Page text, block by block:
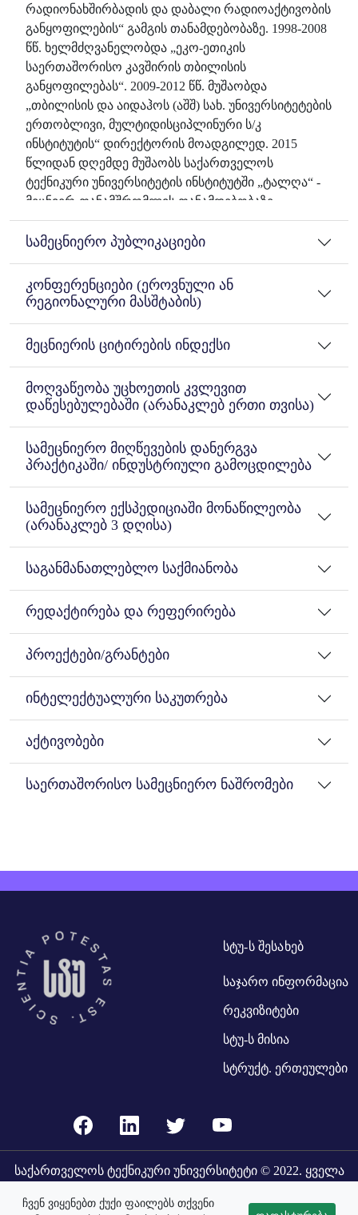
ჩვენ ვიყენებთ ქუქი ფაილებს თქვენი
რადიონახშირბადის და დაბალი რადიოაქტივობის
განყოფილების“ გამგის თანამდებობაზე. 1998-2008
წწ. ხელმძღვანელობდა „ეკო-ეთიკის
საერთაშორისო კავშირის თბილისის
განყოფილებას“. 2009-2012 წწ. მუშაობდა
„თბილისის და აიდაჰოს (აშშ) სახ. უნივერსიტეტების
ერთობლივი, მულტიდისციპლინური ს/კ
ინსტიტუტის“ დირექტორის მოადგილედ. 2015
წლიდან დღემდე მუშაობს საქართველოს
ტექნიკური უნივერსიტეტის ინსტიტუტში „ტალღა“ -
მეცნიერ-თანამშრომლის თანამდებობაზე.
სამეცნიერო პუბლიკაციები
კონფერენციები (ეროვნული ან
რეგიონალური მასშტაბის)
მეცნიერის ციტირების ინდექსი
მოღვაწეობა უცხოეთის კვლევით
დაწესებულებაში (არანაკლებ ერთი თვისა)
სამეცნიერო მიღწევების დანერგვა
პრაქტიკაში/ ინდუსტრიული გამოცდილება
სამეცნიერო ექსპედიციაში მონაწილეობა
(არანაკლებ 3 დღისა)
საგანმანათლებლო საქმიანობა
რედაქტირება და რეფერირება
პროექტები/გრანტები
ინტელექტუალური საკუთრება
აქტივობები
საერთაშორისო სამეცნიერო ნაშრომები
ᲡᲢᲣ-Ს ᲨᲔᲡᲐᲮᲔᲑ
საჯარო ინფორმაცია
რეკვიზიტები
სტუ-ს მისია
სტრუქტ. ერთეულები
საქართველოს ტექნიკური უნივერსიტეტი© 2022. ყველა